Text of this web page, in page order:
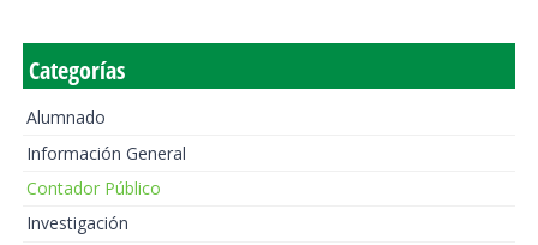
Categorías
Alumnado
Información General
Contador Público
Investigación